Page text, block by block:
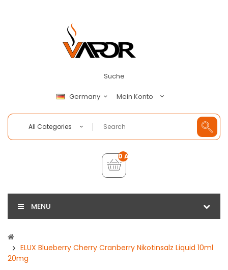
Suche
Germany Mein Konto
All Categories
0 Artikel - €0,00
MENU
ELUX Blueberry Cherry Cranberry Nikotinsalz Liquid 10ml
20mg